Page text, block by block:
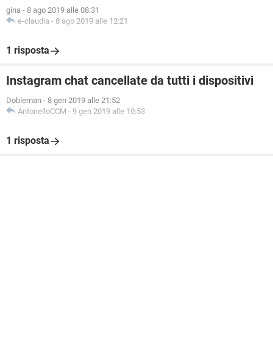
gina - 8 ago 2019 alle 08:31
e-claudia - 8 ago 2019 alle 12:21
1 risposta
Instagram chat cancellate da tutti i dispositivi
Dobleman - 8 gen 2019 alle 21:52
AntonelloCCM - 9 gen 2019 alle 10:53
1 risposta